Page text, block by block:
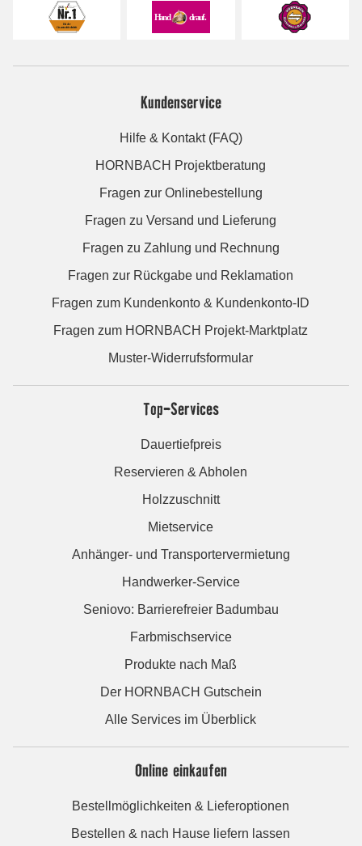
Kundenservice
Hilfe & Kontakt (FAQ)
HORNBACH Projektberatung
Fragen zur Onlinebestellung
Fragen zu Versand und Lieferung
Fragen zu Zahlung und Rechnung
Fragen zur Rückgabe und Reklamation
Fragen zum Kundenkonto & Kundenkonto-ID
Fragen zum HORNBACH Projekt-Marktplatz
Muster-Widerrufsformular
Top-Services
Dauertiefpreis
Reservieren & Abholen
Holzzuschnitt
Mietservice
Anhänger- und Transportervermietung
Handwerker-Service
Seniovo: Barrierefreier Badumbau
Farbmischservice
Produkte nach Maß
Der HORNBACH Gutschein
Alle Services im Überblick
Online einkaufen
Bestellmöglichkeiten & Lieferoptionen
Bestellen & nach Hause liefern lassen